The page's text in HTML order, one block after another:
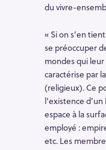
du vivre-
« Si on s’en
se préoccuper
mondes qui
caractérise par
(religieux). Ce
l’existence
espace à la
employé :
etc. Les